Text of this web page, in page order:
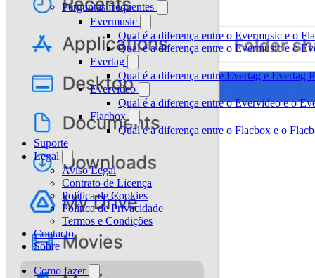
Perguntas frequentes
Evermusic
Qual é a diferença entre o Evermusic e o
Qual é a diferença entre o Evermusic e o
Evertag
Qual é a diferença entre Evertag e Evertag
Evervideo
Qual é a diferença entre o Evervideo e o
Flacbox
Qual é a diferença entre o Flacbox e o
Suporte
Legal
Aviso Legal
Contrato de Licença
Política de Cookies
Política de Privacidade
Termos e Condições
Contacto
Sobre
Como fazer